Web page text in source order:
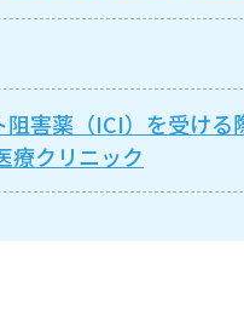
害薬（ICI）を受ける
療クリニック